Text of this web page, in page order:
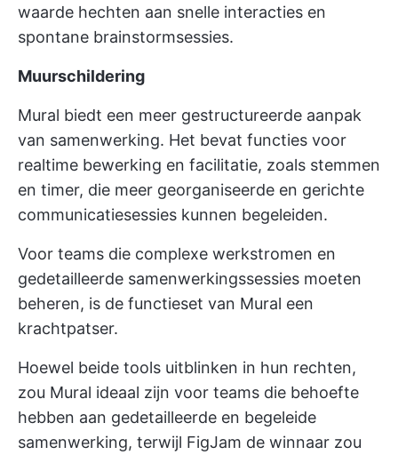
waarde hechten aan snelle interacties en
spontane brainstormsessies.
Muurschildering
Mural biedt een meer gestructureerde aanpak
van samenwerking. Het bevat functies voor
realtime bewerking en facilitatie, zoals stemmen
en timer, die meer georganiseerde en gerichte
communicatiesessies kunnen begeleiden.
Voor teams die complexe werkstromen en
gedetailleerde samenwerkingssessies moeten
beheren, is de functieset van Mural een
krachtpatser.
Hoewel beide tools uitblinken in hun rechten,
zou Mural ideaal zijn voor teams die behoefte
hebben aan gedetailleerde en begeleide
samenwerking, terwijl FigJam de winnaar zou